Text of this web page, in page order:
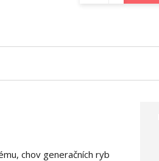
chov generačních ryb